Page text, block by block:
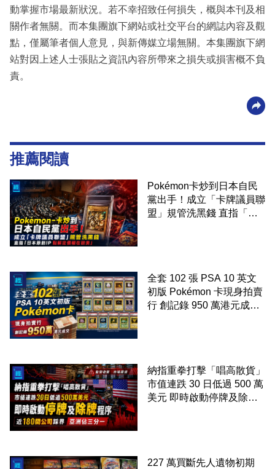
動掌握市場最新狀況。若不幸招致任何損失，概與本刊及相
關作者無關。而本集團旗下網站或社交平台的網誌內容及觀
點，僅屬筆者個人意見，與新傳媒立場無關。本集團旗下網
站對因上述人士張貼之資訊內容所帶來之損失或損害概不負
責。
推薦閱讀
Pokémon卡炒到日本自民
黨出手！成立「卡牌議員聯
盟」規管洗黑錢 直指「日
全套 102 張 PSA 10 英文
初版 Pokémon 卡現身拍賣
行 創記錄 950 萬港元成交
納指重拳打擊「唱高散貨」
市值連跌 30 日低過 500 萬
美元 即時啟動停牌及除牌
227 萬買斷先人遺物初期